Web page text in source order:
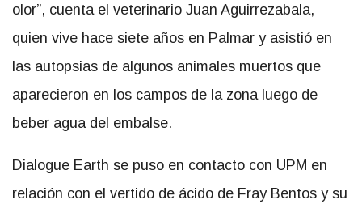
olor”, cuenta el veterinario Juan Aguirrezabala,
quien vive hace siete años en Palmar y asistió en
las autopsias de algunos animales muertos que
aparecieron en los campos de la zona luego de
beber agua del embalse.
Dialogue Earth se puso en contacto con UPM en
relación con el vertido de ácido de Fray Bentos y su